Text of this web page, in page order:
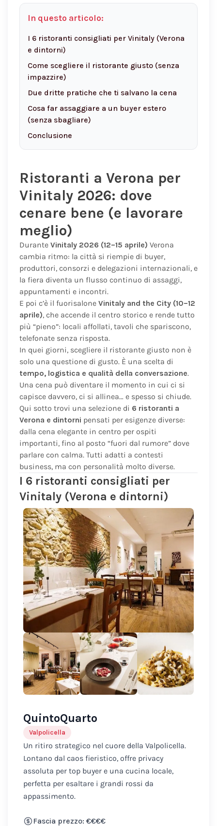
In questo articolo:
I 6 ristoranti consigliati per Vinitaly (Verona
e dintorni)
Come scegliere il ristorante giusto (senza
impazzire)
Due dritte pratiche che ti salvano la cena
Cosa far assaggiare a un buyer estero
(senza sbagliare)
Conclusione
Ristoranti a Verona per
Vinitaly 2026: dove
cenare bene (e lavorare
meglio)
Durante Vinitaly 2026 (12–15 aprile) Verona
cambia ritmo: la città si riempie di buyer,
produttori, consorzi e delegazioni internazionali, e
la fiera diventa un flusso continuo di assaggi,
appuntamenti e incontri.
E poi c’è il fuorisalone Vinitaly and the City (10–12
aprile), che accende il centro storico e rende tutto
più “pieno”: locali affollati, tavoli che spariscono,
telefonate senza risposta.
In quei giorni, scegliere il ristorante giusto non è
solo una questione di gusto. È una scelta di
tempo, logistica e qualità della conversazione.
Una cena può diventare il momento in cui ci si
capisce davvero, ci si allinea… e spesso si chiude.
Qui sotto trovi una selezione di 6 ristoranti a
Verona e dintorni pensati per esigenze diverse:
dalla cena elegante in centro per ospiti
importanti, fino al posto “fuori dal rumore” dove
parlare con calma. Tutti adatti a contesti
business, ma con personalità molto diverse.
I 6 ristoranti consigliati per
Vinitaly (Verona e dintorni)
QuintoQuarto
Valpolicella
Un ritiro strategico nel cuore della Valpolicella.
Lontano dal caos fieristico, offre privacy
assoluta per top buyer e una cucina locale,
perfetta per esaltare i grandi rossi da
appassimento.
Fascia prezzo: €€€€